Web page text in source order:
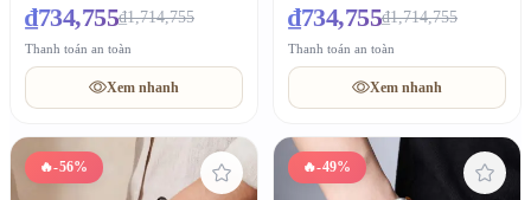
₫734,755₫1,714,755
Thanh toán an toàn
Xem nhanh
₫734,755₫1,714,755
Thanh toán an toàn
Xem nhanh
🔥-56% 🔥-49%